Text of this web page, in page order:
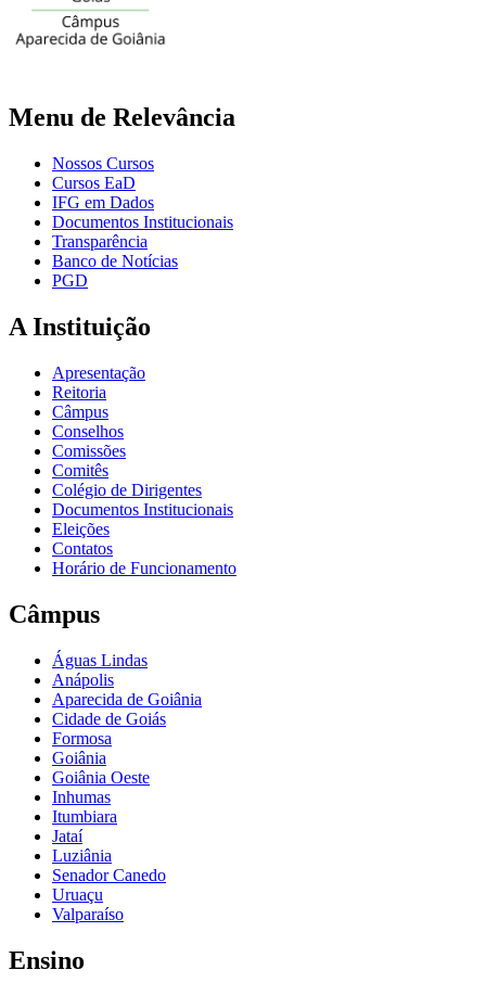
Menu de Relevância
Nossos Cursos
Cursos EaD
IFG em Dados
Documentos Institucionais
Transparência
Banco de Notícias
PGD
A Instituição
Apresentação
Reitoria
Câmpus
Conselhos
Comissões
Comitês
Colégio de Dirigentes
Documentos Institucionais
Eleições
Contatos
Horário de Funcionamento
Câmpus
Águas Lindas
Anápolis
Aparecida de Goiânia
Cidade de Goiás
Formosa
Goiânia
Goiânia Oeste
Inhumas
Itumbiara
Jataí
Luziânia
Senador Canedo
Uruaçu
Valparaíso
Ensino